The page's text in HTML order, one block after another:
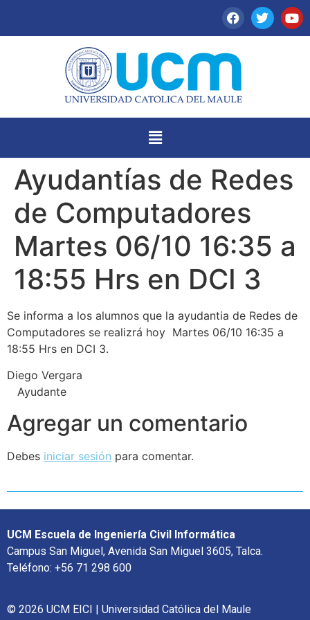
Ayudantías de Redes
de Computadores
Martes 06/10 16:35 a
18:55 Hrs en DCI 3
Se informa a los alumnos que la ayudantia de Redes de
Computadores se realizrá hoy Martes 06/10 16:35 a
18:55 Hrs en DCI 3.
Diego Vergara
Ayudante
Agregar un comentario
Debes iniciar sesión para comentar.
UCM Escuela de Ingeniería Civil Informática
Campus San Miguel, Avenida San Miguel 3605, Talca.
Teléfono: +56 71 298 600
© 2026 UCM EICI | Universidad Católica del Maule